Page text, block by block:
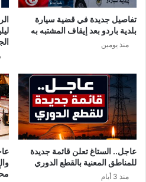
تفاصيل جديدة في قضية سيارة
بلدية باردو بعد إيقاف المشتبه به
منذ يومين
عاجل.. الستاغ تعلن قائمة جديدة
للمناطق المعنية بالقطع الدوري
منذ 3 أيام